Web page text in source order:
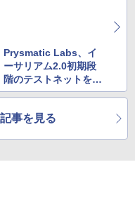
Prysmatic Labs、イ
ーサリアム2.0初期段
階のテストネットを公
開
事を見る